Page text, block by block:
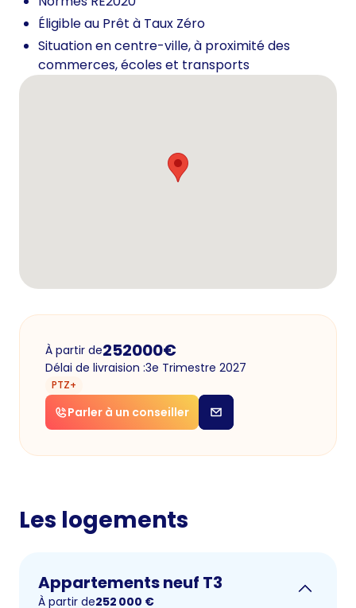
Éligible au Prêt à Taux Zéro
Situation en centre-ville, à proximité des
commerces, écoles et transports
À partir de252000€
Délai de livraision :3e Trimestre 2027
PTZ+
Parler à un conseiller
Les logements
Appartements neuf T3
À partir de252 000 €